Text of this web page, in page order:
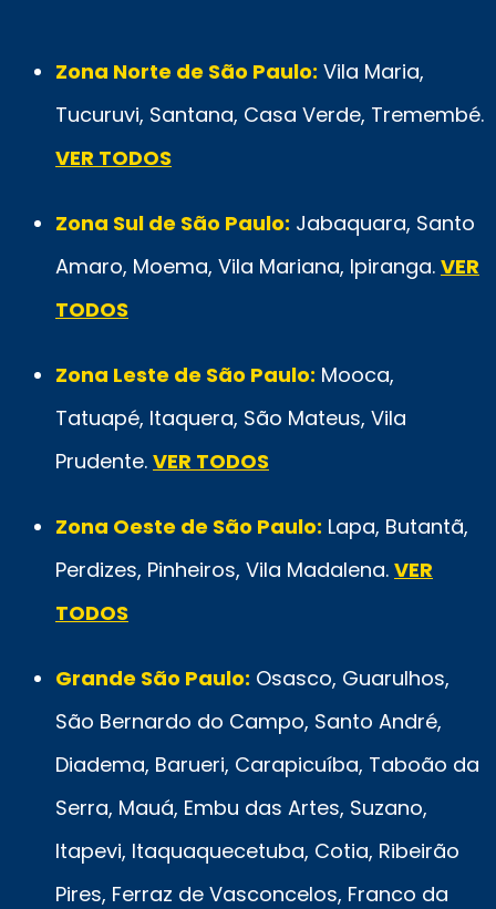
Zona Norte de São Paulo: Vila Maria,
Tucuruvi, Santana, Casa Verde, Tremembé.
VER TODOS
Zona Sul de São Paulo: Jabaquara, Santo
Amaro, Moema, Vila Mariana, Ipiranga. VER
TODOS
Zona Leste de São Paulo: Mooca,
Tatuapé, Itaquera, São Mateus, Vila
Prudente. VER TODOS
Zona Oeste de São Paulo: Lapa, Butantã,
Perdizes, Pinheiros, Vila Madalena. VER
TODOS
Grande São Paulo: Osasco, Guarulhos,
São Bernardo do Campo, Santo André,
Diadema, Barueri, Carapicuíba, Taboão da
Serra, Mauá, Embu das Artes, Suzano,
Itapevi, Itaquaquecetuba, Cotia, Ribeirão
Pires, Ferraz de Vasconcelos, Franco da